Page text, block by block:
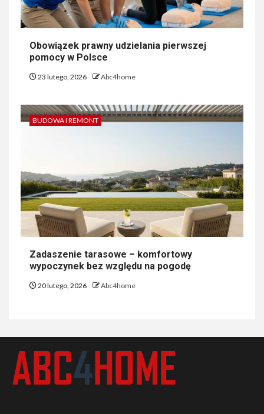
Obowiązek prawny udzielania pierwszej
pomocy w Polsce
23 lutego, 2026 Abc4home
BUDOWA I REMONT
Zadaszenie tarasowe – komfortowy
wypoczynek bez względu na pogodę
20 lutego, 2026 Abc4home